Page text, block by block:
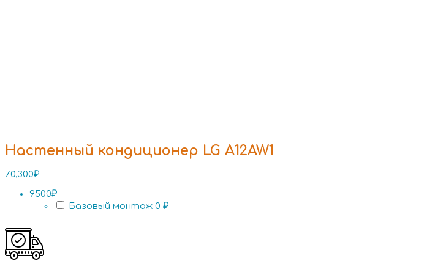
Настенный кондиционер LG A12AW1
70,300₽
9500₽
Базовый монтаж 0 ₽